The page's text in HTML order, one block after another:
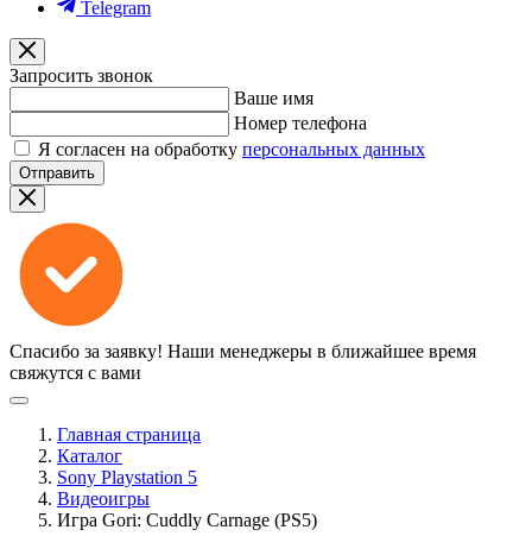
Telegram
Запросить звонок
Ваше имя
Номер телефона
Я согласен на обработку персональных данных
Отправить
Спасибо за заявку! Наши менеджеры в ближайшее время
свяжутся с вами
Главная страница
Каталог
Sony Playstation 5
Видеоигры
Игра Gori: Cuddly Carnage (PS5)